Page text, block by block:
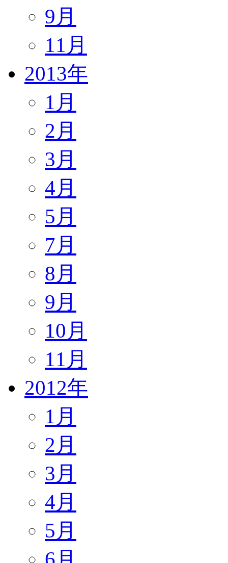
9月
11月
2013年
1月
2月
3月
4月
5月
7月
8月
9月
10月
11月
2012年
1月
2月
3月
4月
5月